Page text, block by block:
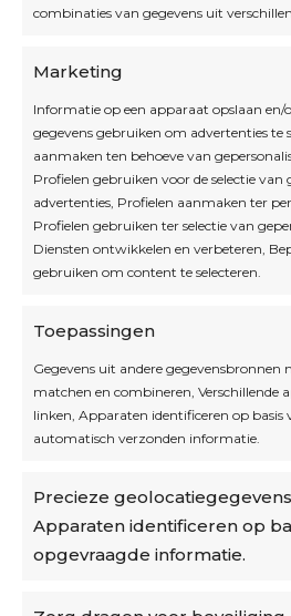
combinaties van gegevens uit
Marketing
Informatie op een apparaat opslaan en/
gegevens gebruiken om advertenties te
aanmaken ten behoeve van
Profielen gebruiken voor de selectie van
advertenties, Profielen aanmaken ter
Profielen gebruiken ter selectie van
Diensten ontwikkelen en verbeteren,
gebruiken om content te selecteren.
Toepassingen
Gegevens uit andere gegevensbronnen
matchen en combineren, Verschillende
linken, Apparaten identificeren op basis
automatisch verzonden informatie.
Precieze
Apparaten identificeren op
opgevraagde informatie.
Blijf op de hoogte
Interesse in leuke kadotips of
Laat dan hier je mailadres
Algemene voorwaarden
Cookiebeleid
Accountinstellingen